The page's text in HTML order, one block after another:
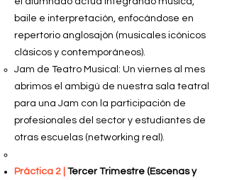
baile e interpretación, enfocándose en
repertorio anglosajón (musicales icónicos
clásicos y contemporáneos).
Jam de Teatro Musical: Un viernes al mes
abrimos el ambigú de nuestra sala teatral
para una Jam con la participación de
profesionales del sector y estudiantes de
otras escuelas (networking real).
Práctica 2 |
Tercer Trimestre (Escenas y